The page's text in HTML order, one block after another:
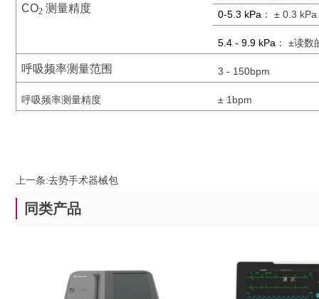
CO2 测量精度
0-5.3 kPa ： ± 0.3 kPa
5.4 - 9.9 kPa ： ±读数
呼吸频率测量范围 3 - 150bpm
呼吸频率测量精度 ± 1bpm
上一条:去势手术器械包
同类产品